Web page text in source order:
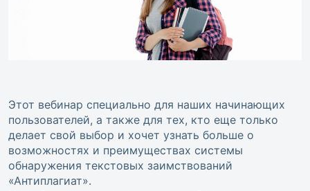
Этот вебинар специально для наших начинающих
пользователей, а также для тех, кто еще только
делает свой выбор и хочет узнать больше о
возможностях и преимуществах системы
обнаружения текстовых заимствований
«Антиплагиат».